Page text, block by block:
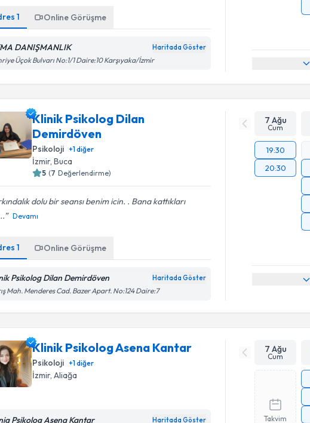
1 Online Görüşme
DANIŞMANLIK Haritada Göster
Üçok Bulvarı No:1/1 Daire:10 Karşıyaka/İzmir
Klinik Psikolog Dilan
Demirdöven
Psikoloji +1diğer
İzmir, Buca
5 (7 Değerlendirme)
dolu bir seansı benim icin. . Bana kattıkları
Devamı
1 Online Görüşme
Psikolog Dilan Demirdöven Haritada Göster
Mah. Menderes Cad. Bazer Apart. No:124 Daire:7
7 Ağu
Cum
19:30
20:30
Klinik Psikolog Asena Kantar
Psikoloji +1diğer
İzmir, Aliağa
Psikolog Asena Kantar Haritada Göster
7 Ağu
Cum
Takvim